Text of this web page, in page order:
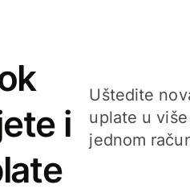
i
Uštedite
uplate u
jednom